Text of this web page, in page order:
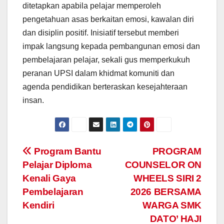
ditetapkan apabila pelajar memperoleh
pengetahuan asas berkaitan emosi, kawalan diri
dan disiplin positif. Inisiatif tersebut memberi
impak langsung kepada pembangunan emosi dan
pembelajaran pelajar, sekali gus memperkukuh
peranan UPSI dalam khidmat komuniti dan
agenda pendidikan berteraskan kesejahteraan
insan.
Navigasi
kiriman
PROGRAM
COUNSELOR ON
WHEELS SIRI 2
2026 BERSAMA
WARGA SMK
DATO’ HAJI
Program Bantu
Pelajar Diploma
Kenali Gaya
Pembelajaran
Kendiri